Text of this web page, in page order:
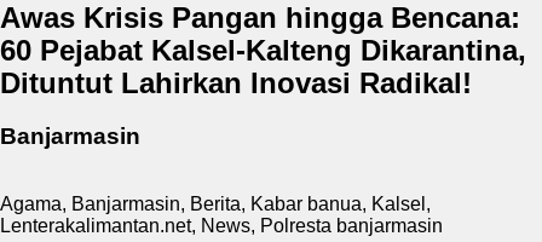
Awas Krisis Pangan hingga Bencana:
60 Pejabat Kalsel-Kalteng Dikarantina,
Dituntut Lahirkan Inovasi Radikal!
Banjarmasin
Agama, Banjarmasin, Berita, Kabar banua, Kalsel ,
Lenterakalimantan.net, News, Polresta banjarmasin